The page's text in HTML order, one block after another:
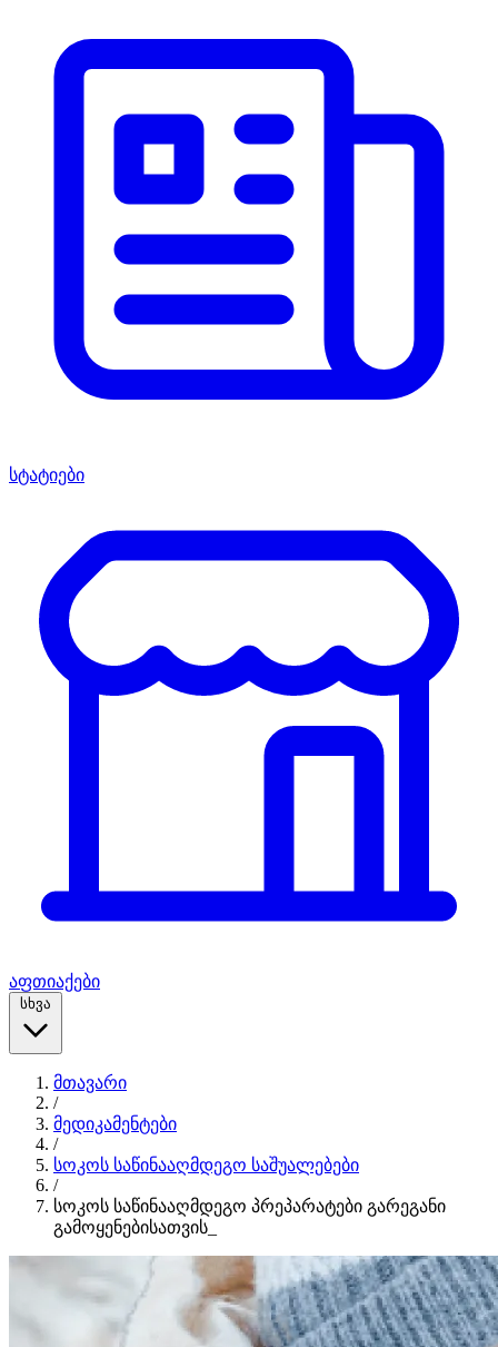
სტატიები
აფთიაქები
სხვა
მთავარი
/
მედიკამენტები
/
სოკოს საწინააღმდეგო საშუალებები
/
სოკოს საწინააღმდეგო პრეპარატები გარეგანი
გამოყენებისათვის_